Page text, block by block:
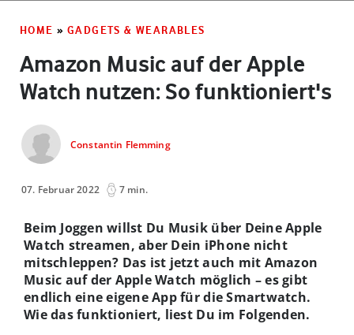
HOME » GADGETS & WEARABLES
Amazon Music auf der Apple
Watch nutzen: So funktioniert's
Constantin Flemming
07. Februar 2022 7 min.
Beim Joggen willst Du Musik über Deine Apple
Watch streamen, aber Dein iPhone nicht
mitschleppen? Das ist jetzt auch mit Amazon
Music auf der Apple Watch möglich – es gibt
endlich eine eigene App für die Smartwatch.
Wie das funktioniert, liest Du im Folgenden.